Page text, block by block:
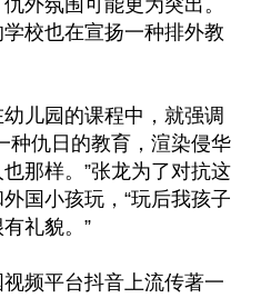
外氛围可能更为突出。
校也在宣扬一种排外教
儿园的课程中，就强调
种仇日的教育，渲染侵华
那样。”张龙为了对抗这
国小孩玩，“玩后我孩子
礼貌。”
频平台抖音上流传著一